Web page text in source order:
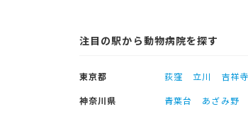
注目の駅から動物病院を探す
東京都 荻窪 立川 吉祥寺
神奈川県
青葉台 あざみ野